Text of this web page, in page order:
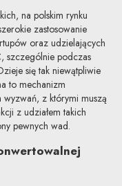
na polskim rynku
zastosowanie
oraz udzielających
szczególnie podczas
się tak niewątpliwie
to mechanizm
z którymi muszą
z udziałem takich
pewnych wad.